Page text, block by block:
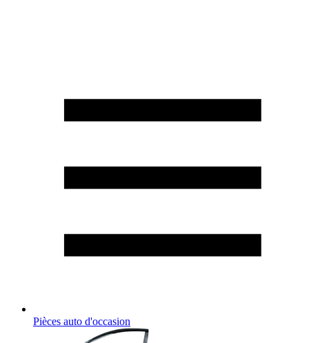
Pièces auto d'occasion